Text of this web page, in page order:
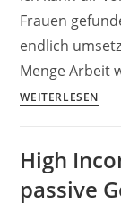
Frauen
endlich
Menge Arbeit
WEITERLESEN
High
passive